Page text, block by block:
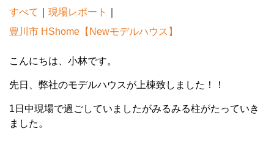
すべて
現場レポート
豊川市 HShome【Newモデルハウス】
こんにちは、小林です。
先日、弊社のモデルハウスが上棟致しました！！
1日中現場で過ごしていましたがみるみる柱がたっていき
ました。